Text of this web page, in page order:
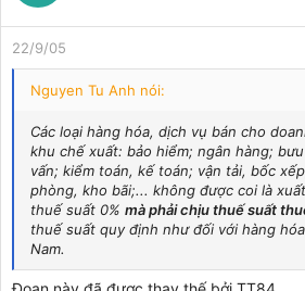
22/9/05
Nguyen Tu Anh nói:
Các loại hàng hóa, dịch vụ bán cho
khu chế xuất: bảo hiểm; ngân hàng;
vấn; kiểm toán, kế toán; vận tải, bốc
phòng, kho bãi;... không được coi là
thuế suất 0% mà phải chịu thuế suất
thuế suất quy định như đối với hàng
Nam.